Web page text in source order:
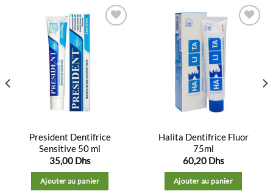
President Dentifrice
Sensitive 50 ml
35,00 Dhs
Ajouter au panier
Halita Dentifrice Fluor
75ml
60,20 Dhs
Ajouter au panier